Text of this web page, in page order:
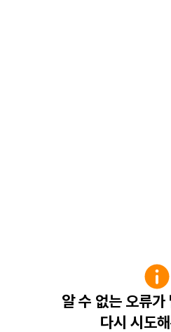
알 수 없는 오류가
다시 시도